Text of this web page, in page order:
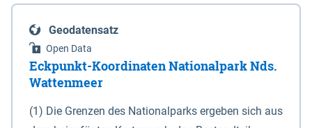
Geodatensatz
Open Data
Eckpunkt-Koordinaten Nationalpark Nds.
Wattenmeer
(1) Die Grenzen des Nationalparks ergeben sich aus